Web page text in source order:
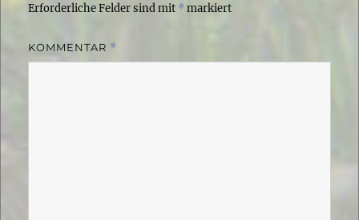
Erforderliche Felder sind mit * markiert
KOMMENTAR *